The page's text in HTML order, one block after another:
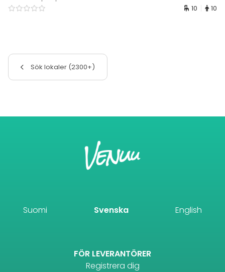
10 10
Sök lokaler (2300+)
Suomi Svenska English
FÖR LEVERANTÖRER
Registrera dig